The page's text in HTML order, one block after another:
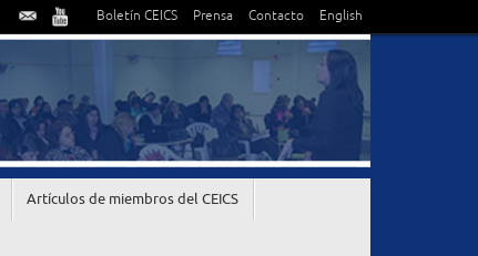
Boletín CEICS Prensa Contacto English
Artículos de miembros del CEICS